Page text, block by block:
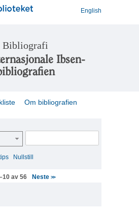
English
Bibliografi
Ibsen-
Om bibliografien
Nullstill
av 56 Neste>>